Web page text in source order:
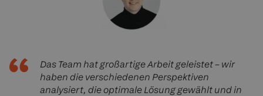
Das Team hat großartige Arbeit geleistet – wir
haben die verschiedenen Perspektiven
analysiert, die optimale Lösung gewählt und in